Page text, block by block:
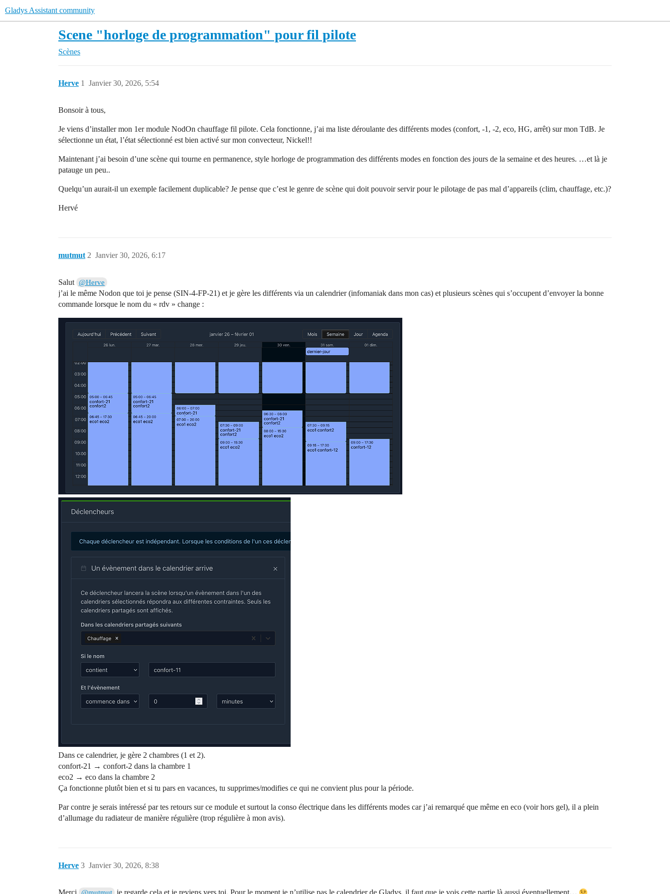
Gladys Assistant community
Scene "horloge de programmation" pour fil pilote
Scènes
Herve Janvier 30, 2026, 5:54
1
Bonsoir à tous,
Je viens d’installer mon 1er module NodOn chauffage fil pilote. Cela fonctionne, j’ai ma liste déroulante des différents modes (confort, -1, -2, eco, HG, arrêt) sur mon TdB. Je
sélectionne un état, l’état sélectionné est bien activé sur mon convecteur, Nickel!!
Maintenant j’ai besoin d’une scène qui tourne en permanence, style horloge de programmation des différents modes en fonction des jours de la semaine et des heures. …et là je
patauge un peu..
Quelqu’un aurait-il un exemple facilement duplicable? Je pense que c’est le genre de scène qui doit pouvoir servir pour le pilotage de pas mal d’appareils (clim, chauffage, etc.)?
Hervé
mutmut Janvier 30, 2026, 6:17
2
Salut @Herve
j’ai le même Nodon que toi je pense (SIN-4-FP-21) et je gère les différents via un calendrier (infomaniak dans mon cas) et plusieurs scènes qui s’occupent d’envoyer la bonne
commande lorsque le nom du « rdv » change :
Dans ce calendrier, je gère 2 chambres (1 et 2).
confort-21 → confort-2 dans la chambre 1
eco2 → eco dans la chambre 2
Ça fonctionne plutôt bien et si tu pars en vacances, tu supprimes/modifies ce qui ne convient plus pour la période.
Par contre je serais intéressé par tes retours sur ce module et surtout la conso électrique dans les différents modes car j’ai remarqué que même en eco (voir hors gel), il a plein
d’allumage du radiateur de manière régulière (trop régulière à mon avis).
Herve Janvier 30, 2026, 8:38
3
Merci je regarde cela et je reviens vers toi. Pour le moment je n’utilise pas le calendrier de Gladys, il faut que je vois cette partie là aussi éventuellement…